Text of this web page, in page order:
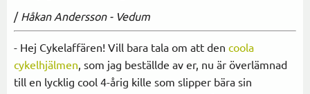
/ Håkan Andersson - Vedum
- Hej Cykelaffären! Vill bara tala om att den coola
cykelhjälmen , som jag beställde av er, nu är överlämnad
till en lycklig cool 4-årig kille som slipper bära sin